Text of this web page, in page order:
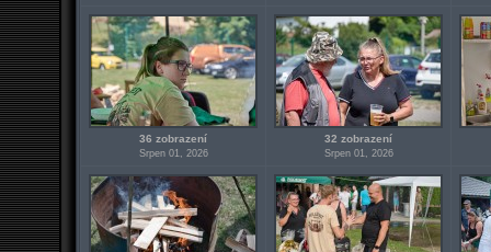
36 zobrazení
Srpen 01, 2026
32 zobrazení
Srpen 01, 2026